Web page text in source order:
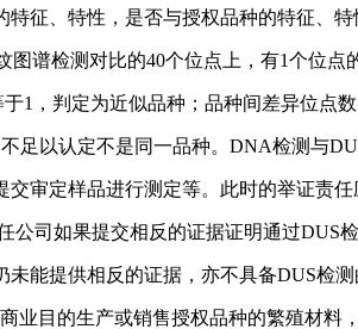
征、特性，是否与授权品种的特征、
谱检测对比的40个位点上，有1个位
1，判定为近似品种；品种间差异位
足以认定不是同一品种。DNA检测与
审定样品进行测定等。此时的举证责
司如果提交相反的证据证明通过
能提供相反的证据，亦不具备DUS检
业目的生产或销售授权品种的繁殖材